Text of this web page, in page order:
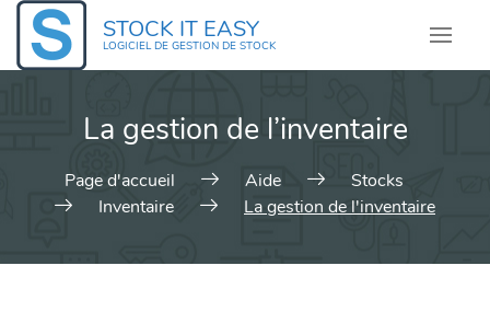
Skip
content
STOCK IT EASY
LOGICIEL DE GESTION DE STOCK
La gestion de l’inventaire
Page d'accueil Aide
Stocks
Inventaire
La gestion de l'inventaire